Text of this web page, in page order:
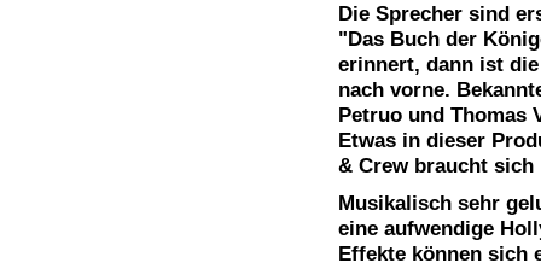
Die Sprecher sind
"Das Buch der
erinnert, dann ist
nach vorne.
Petruo und Thomas
Etwas in dieser
& Crew braucht
Musikalisch sehr
eine aufwendige
Effekte können sich